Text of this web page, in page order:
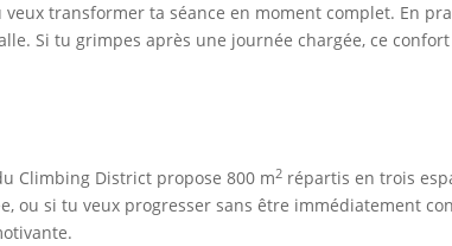
transformer ta séance en moment complet. En
Si tu grimpes après une journée chargée, ce
Climbing District propose 800 m2 répartis en trois
ou si tu veux progresser sans être immédiatement